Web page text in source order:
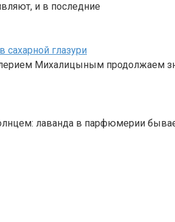
и в последние
сахарной глазури
Михалицыным продолжаем
лаванда в парфюмерии